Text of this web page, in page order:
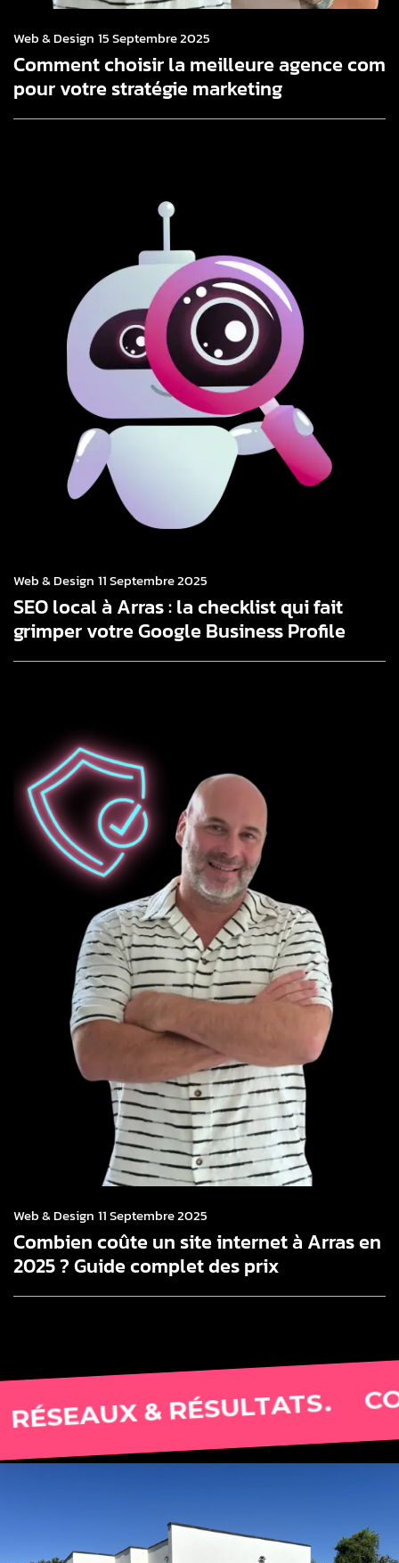
Web & Design 15 Septembre 2025
Comment choisir la meilleure agence com
pour votre stratégie marketing
Web & Design 11 Septembre 2025
SEO local à Arras : la checklist qui fait
grimper votre Google Business Profile
Web & Design 11 Septembre 2025
Combien coûte un site internet à Arras en
2025 ? Guide complet des prix
& RÉSULTATS.